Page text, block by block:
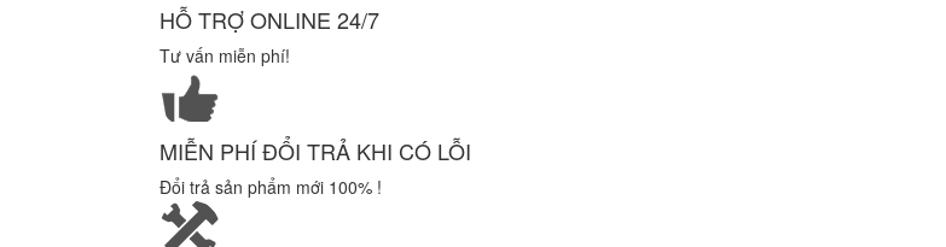
HỖ TRỢ ONLINE 24/7
Tư vấn miễn phí!
MIỄN PHÍ ĐỔI TRẢ KHI CÓ LỖI
Đổi trả sản phẩm mới 100% !